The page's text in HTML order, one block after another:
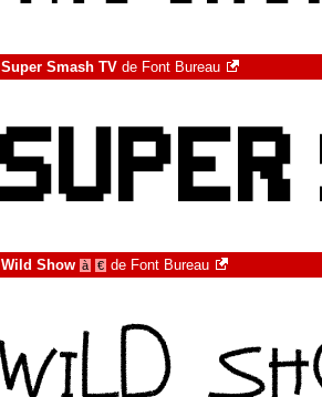
Super Smash TV de Font Bureau
Wild Show à € de Font Bureau